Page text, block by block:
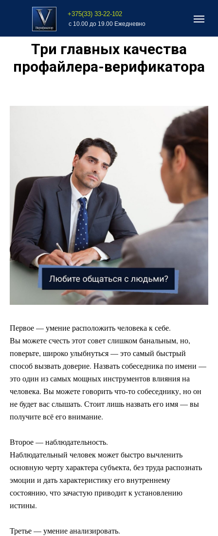
+375(33) 33-22-102
с 10.00 до 19.00 Ежедневно
Три главных качества
профайлера-верификатора
Первое — умение расположить человека к себе.
Вы можете счесть этот совет слишком банальным, но,
поверьте, широко улыбнуться — это самый быстрый
способ вызвать доверие. Назвать собеседника по имени —
это один из самых мощных инструментов влияния на
человека. Вы можете говорить что-то собеседнику, но он
не будет вас слышать. Стоит лишь назвать его имя — вы
получите всё его внимание.
Второе — наблюдательность.
Наблюдательный человек может быстро вычленить
основную черту характера субъекта, без труда распознать
эмоции и дать характеристику его внутреннему
состоянию, что зачастую приводит к установлению
истины.
Третье — умение анализировать.